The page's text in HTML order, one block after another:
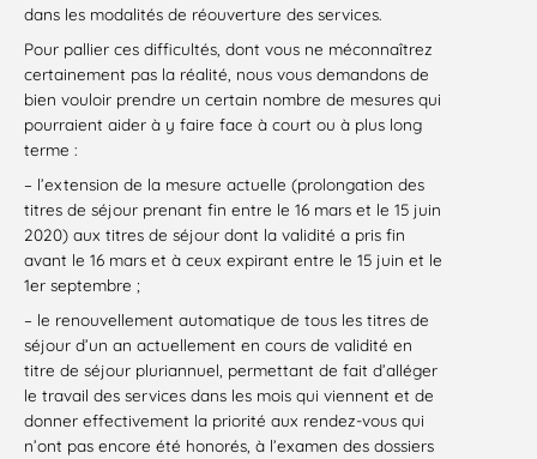
dans les modalités de réouverture des services.
Pour pallier ces difficultés, dont vous ne méconnaîtrez
certainement pas la réalité, nous vous demandons de
bien vouloir prendre un certain nombre de mesures qui
pourraient aider à y faire face à court ou à plus long
terme :
– l’extension de la mesure actuelle (prolongation des
titres de séjour prenant fin entre le 16 mars et le 15 juin
2020) aux titres de séjour dont la validité a pris fin
avant le 16 mars et à ceux expirant entre le 15 juin et le
1er septembre ;
– le renouvellement automatique de tous les titres de
séjour d’un an actuellement en cours de validité en
titre de séjour pluriannuel, permettant de fait d’alléger
le travail des services dans les mois qui viennent et de
donner effectivement la priorité aux rendez-vous qui
n’ont pas encore été honorés, à l’examen des dossiers